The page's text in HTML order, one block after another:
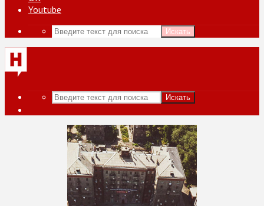
Youtube
Искать
Искать